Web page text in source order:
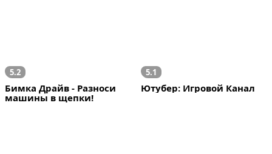
5.2
Бимка Драйв - Разноси
машины в щепки!
5.1
Ютубер: Игровой Канал